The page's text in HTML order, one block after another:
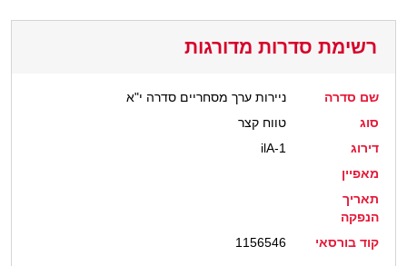
רשימת סדרות מדורגות
שם סדרה
ניירות ערך מסחריים סדרה י"א
סוג
טווח קצר
דירוג
ilA-1
מאפיין
תאריך
הנפקה
קוד בורסאי
1156546